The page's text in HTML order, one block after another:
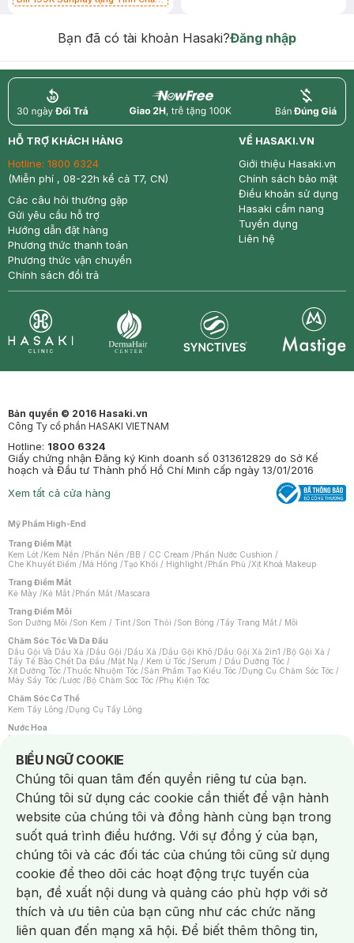
Bạn đã có tài khoản Hasaki?Đăng nhập
return nowfree price
HỖ TRỢ KHÁCH HÀNG
Hotline: 1800 6324
(Miễn phí , 08-22h kể cả T7, CN)
Các câu hỏi thường gặp
Gửi yêu cầu hỗ trợ
Hướng dẫn đặt hàng
Phương thức thanh toán
Phương thức vận chuyển
Chính sách đổi trả
VỀ HASAKI.VN
Giới thiệu Hasaki.vn
Chính sách bảo mật
Điều khoản sử dụng
Hasaki cẩm nang
Tuyển dụng
Liên hệ
Bản quyền © 2016 Hasaki.vn
Công Ty cổ phần HASAKI VIETNAM
Hotline: 1800 6324
Giấy chứng nhận Đăng ký Kinh doanh số 0313612829 do Sở Kế
hoạch và Đầu tư Thành phố Hồ Chí Minh cấp ngày 13/01/2016
Xem tất cả cửa hàng
Mỹ Phẩm High-End
Trang Điểm Mặt
Kem Lót /Kem Nền /Phấn Nền /BB / CC Cream /Phấn Nước Cushion /
Che Khuyết Điểm /Má Hồng /Tạo Khối / Highlight /Phấn Phủ /Xịt Khoá Makeup
Trang Điểm Mắt
Kẻ Mày /Kẻ Mắt /Phấn Mắt /Mascara
Trang Điểm Môi
Son Dưỡng Môi /Son Kem / Tint /Son Thỏi /Son Bóng /Tẩy Trang Mắt / Môi
Chăm Sóc Tóc Và Da Đầu
Dầu Gội Và Dầu Xả /Dầu Gội /Dầu Xả /Dầu Gội Khô /Dầu Gội Xả 2in1 /Bộ Gội Xả /
Tẩy Tế Bào Chết Da Đầu /Mặt Nạ / Kem Ủ Tóc /Serum / Dầu Dưỡng Tóc /
Xịt Dưỡng Tóc /Thuốc Nhuộm Tóc /Sản Phẩm Tạo Kiểu Tóc /Dụng Cụ Chăm Sóc Tóc /
Máy Sấy Tóc /Lược /Bộ Chăm Sóc Tóc /Phụ Kiện Tóc
Chăm Sóc Cơ Thể
Kem Tẩy Lông /Dụng Cụ Tẩy Lông
Nước Hoa
Nước Hoa Nữ
Chăm Sóc Cá Nhân
Chống Muỗi /Khẩu Trang /Máy Massage/Mặt Nạ Xông Hơi /Nước Rửa Tay/
Sản Phẩm Chăm Sóc Khác /Bàn Chải Đánh Răng /Bàn Chải Điện/
Hỗ Trợ Trắng Răng/Kem Đánh Răng /Máy Tăm Nước/ Nước Súc Miệng/
Tăm / Chỉ Nha Khoa/ Xịt Thơm Miệng / Dung Dịch Vệ Sinh/Dưỡng Vùng Kín/
Khăn Ướt Vệ Sinh Vùng Kín/Băng Vệ Sinh/Tampon/Bọt Cạo Râu /Dao Cạo Râu/
Máy Cạo Râu
Vấn Đề Về Da
Da Dầu / Lỗ Chân Lông To/ Da Khô / Mất Nước/ Da Lão Hóa/ Da Mụn/
Da Nhạy Cảm / Kích Ứng
Da Xỉn Màu Thâm / Nám / Tàn Nhang
Quầng Thâm & Bọng Mắt /Sẹo /Viêm Da Cơ Địa
Dụng Cụ / Phụ Kiện Chăm Sóc Da
Bông Tẩy Trang
Khăn Lau Mặt Khô Dụng Cụ / Máy Rửa Mặt Máy Chăm Sóc Da
Dụng Cụ Chăm Sóc Khác
BIỂU NGỮ COOKIE
Notice about cookies usage
Chúng tôi quan tâm đến quyền riêng tư của bạn.
Chúng tôi sử dụng các cookie cần thiết để vận hành
website của chúng tôi và đồng hành cùng bạn trong
suốt quá trình điều hướng. Với sự đồng ý của bạn,
chúng tôi và các đối tác của chúng tôi cũng sử dụng
cookie để theo dõi các hoạt động trực tuyến của
bạn, đề xuất nội dung và quảng cáo phù hợp với sở
thích và ưu tiên của bạn cũng như các chức năng
liên quan đến mạng xã hội. Để biết thêm thông tin,